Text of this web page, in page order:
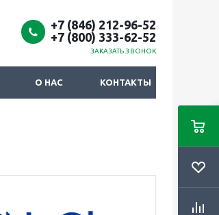
+7 (846) 212-96-52
+7 (800) 333-62-52
ЗАКАЗАТЬ ЗВОНОК
О НАС КОНТАКТЫ